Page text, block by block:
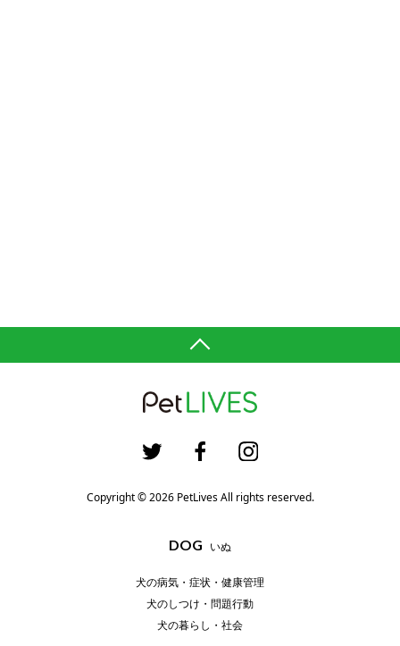
Copyright © 2026 PetLives All rights reserved.
DOG いぬ
犬の病気・症状・健康管理
犬のしつけ・問題行動
犬の暮らし・社会